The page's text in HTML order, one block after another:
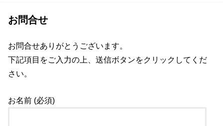
お問合せ
お問合せありがとうございます。
下記項目をご入力の上、送信ボタンをクリックしてくだ
さい。
お名前 (必須)